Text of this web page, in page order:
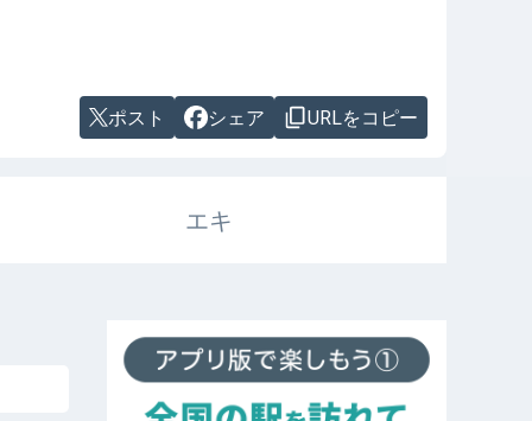
ポスト シェア URLをコピー
エキ